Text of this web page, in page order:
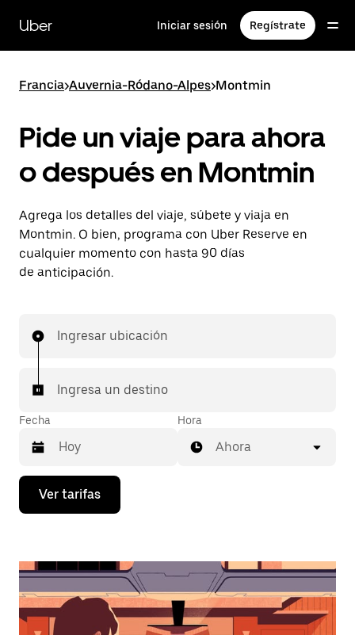
contenido
principal
Uber Iniciar sesión Regístrate
Francia>Auvernia-Ródano-Alpes>Montmin
Pide un viaje para ahora
o después en Montmin
Agrega los detalles del viaje, súbete y viaja en
Montmin. O bien, programa con Uber Reserve en
cualquier momento con hasta 90 días
de anticipación.
Ingresar ubicación
Ingresa un destino
Fecha
Presiona
flecha
interactuar
el
calendario
Hora
Ahora
Ver tarifas